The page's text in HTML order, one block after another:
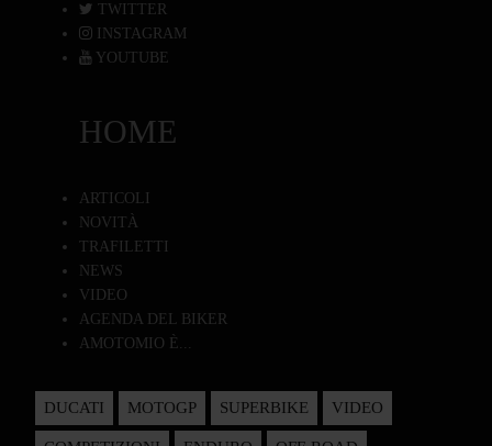
TWITTER
INSTAGRAM
YOUTUBE
HOME
ARTICOLI
NOVITÀ
TRAFILETTI
NEWS
VIDEO
AGENDA DEL BIKER
AMOTOMIO È...
DUCATI MOTOGP SUPERBIKE VIDEO